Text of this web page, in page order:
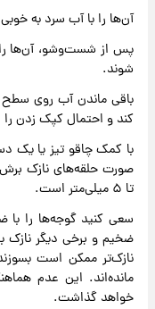
آن‌ها را با آب سرد به
پس از شست‌وشو، آن‌ها را
شوند.
باقی ماندن آب روی سطح
کند و احتمال کپک زدن
با کمک چاقو تیز یا یک
تا ۵ میلی‌متر است.
سعی کنید گوجه‌ها را
ضخیم و برخی دیگر نازک
نازک‌تر ممکن است
مانده‌اند. این عدم
خواهد گذاشت.